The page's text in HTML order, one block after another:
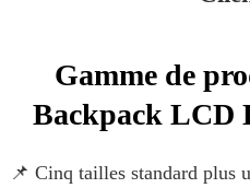
Gamme de
Backpack LCD
📌 Cinq tailles standard plus